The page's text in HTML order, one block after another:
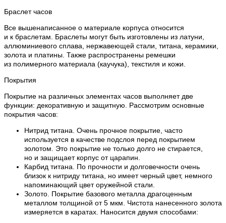
Браслет часов
Все вышенаписанное о материале корпуса относится
и к браслетам. Браслеты могут быть изготовлены из латуни,
аллюминиевого сплава, нержавеющей стали, титана, керамики,
золота и платины. Также распространены ремешки
из полимерного материала (каучука), текстиля и кожи.
Покрытия
Покрытие на различных элементах часов выполняет две
функции: декоративную и защитную. Рассмотрим основные
покрытия часов:
Нитрид титана. Очень прочное покрытие, часто
используется в качестве подслоя перед покрытием
золотом. Это покрытие не только долго не стирается,
но и защищает корпус от царапин.
Карбид титана. По прочности и долговечности очень
близок к нитриду титана, но имеет черный цвет, немного
напоминающий цвет оружейной стали.
Золото. Покрытие базового металла драгоценным
металлом толщиной от 5 мкм. Чистота нанесенного золота
измеряется в каратах. Наносится двумя способами: